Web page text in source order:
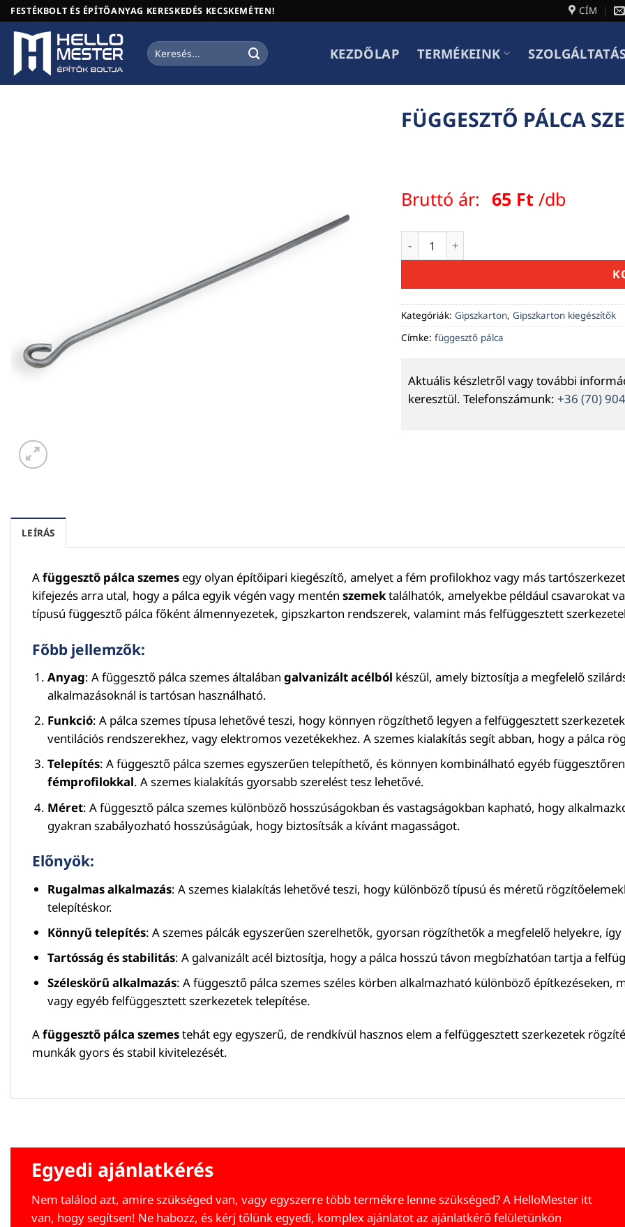
Skip
to
content
FESTÉKBOLT ÉS ÉPÍTŐANYAG KERESKEDÉS KECSKEMÉTEN! CÍM
Keresés
a
KEZDŐLAP TERMÉKEINK
FÜGGESZTŐ PÁLCA
Bruttó ár: 65 Ft /db
FÜGGESZTŐ PÁLCA SZEMES 37,5 CM
Kategóriák: Gipszkarton, Gipszkarton kiegészítők
Címke: függesztő pálca
Aktuális készletről vagy további
keresztül. Telefonszámunk: +36 (70)
LEÍRÁS
Afüggesztő pálca szemes egy olyan építőipari kiegészítő, amelyet a fém profilokhoz vagy más
kifejezés arra utal, hogy a pálca egyik végén vagy mentén szemektalálhatók, amelyekbe például csavarokat
típusú függesztő pálca főként álmennyezetek, gipszkarton rendszerek, valamint más felfüggesztett
Főbb jellemzők:
Anyag: A függesztő pálca szemes általában galvanizált acélból készül, amely biztosítja a megfelelő
alkalmazásoknál is tartósan használható.
Funkció: A pálca szemes típusa lehetővé teszi, hogy könnyen rögzíthető legyen a felfüggesztett
ventilációs rendszerekhez, vagy elektromos vezetékekhez. A szemes kialakítás segít abban, hogy a pálca
Telepítés: A függesztő pálca szemes egyszerűen telepíthető, és könnyen kombinálható egyéb
fémprofilokkal. A szemes kialakítás gyorsabb szerelést tesz lehetővé.
Méret: A függesztő pálca szemes különböző hosszúságokban és vastagságokban kapható, hogy
gyakran szabályozható hosszúságúak, hogy biztosítsák a kívánt magasságot.
Előnyök:
Rugalmas alkalmazás: A szemes kialakítás lehetővé teszi, hogy különböző típusú és méretű
telepítéskor.
Könnyű telepítés: A szemes pálcák egyszerűen szerelhetők, gyorsan rögzíthetők a megfelelő helyekre,
Tartósság és stabilitás: A galvanizált acél biztosítja, hogy a pálca hosszú távon megbízhatóan tartja a
Széleskörű alkalmazás: A függesztő pálca szemes széles körben alkalmazható különböző építkezéseken,
vagy egyéb felfüggesztett szerkezetek telepítése.
Afüggesztő pálca szemestehát egy egyszerű, de rendkívül hasznos elem a felfüggesztett szerkezetek
munkák gyors és stabil kivitelezését.
Egyedi ajánlatkérés
Nem találod azt, amire szükséged van, vagy egyszerre több termékre lenne szükséged? A HelloMester itt
van, hogy segítsen! Ne habozz, és kérj tőlünk egyedi, komplex ajánlatot az ajánlatkérő felületünkön